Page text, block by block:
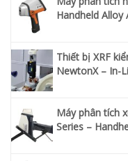
Handheld Alloy
Thiết bị XRF
NewtonX – In-
Máy phân tích
Series –